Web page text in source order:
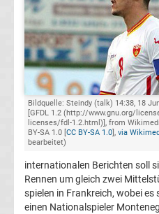
Champions
League
Europa
League
Europa
Conference
Bildquelle: Steindy (talk) 14:38, 18
[GFDL 1.2 (http://www.gnu.org/
licenses/fdl-1.2.html)], from
BY-SA 1.0 [CC BY-SA 1.0], via
bearbeitet)
internationalen Berichten soll
Rennen um gleich zwei
spielen in Frankreich, wobei es
einen Nationalspieler